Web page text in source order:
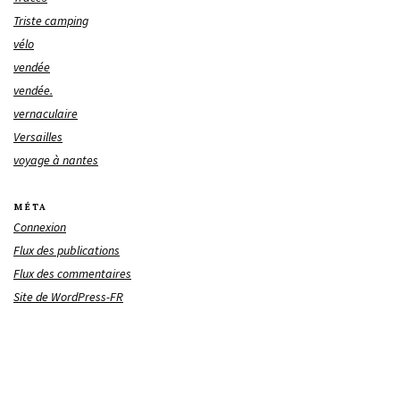
Triste camping
vélo
vendée
vendée.
vernaculaire
Versailles
voyage à nantes
MÉTA
Connexion
Flux des publications
Flux des commentaires
Site de WordPress-FR